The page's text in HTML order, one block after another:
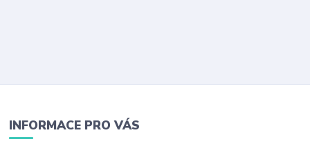
INFORMACE PRO VÁS